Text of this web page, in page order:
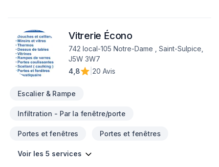
Vitrerie Écono
742 local-105 Notre-Dame , Saint-Sulpice,
J5W 3W7
4,8
20 Avis
Escalier & Rampe
Infiltration - Par la fenêtre/porte
Portes et fenêtres Portes et fenêtres
Voir les 5 services